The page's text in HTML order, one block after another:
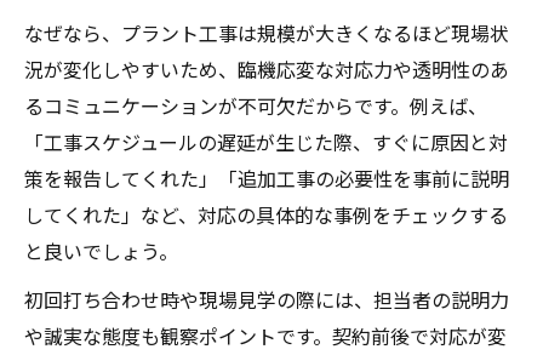
なぜなら、プラント工事は規模が大きくなるほど現場状
況が変化しやすいため、臨機応変な対応力や透明性のあ
るコミュニケーションが不可欠だからです。例えば、
「工事スケジュールの遅延が生じた際、すぐに原因と対
策を報告してくれた」「追加工事の必要性を事前に説明
してくれた」など、対応の具体的な事例をチェックする
と良いでしょう。
初回打ち合わせ時や現場見学の際には、担当者の説明力
や誠実な態度も観察ポイントです。契約前後で対応が変